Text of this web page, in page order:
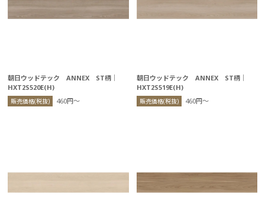
朝日ウッドテック ANNEX ST柄｜
HXT2S520E(H)
販売価格(税抜) 460円〜
朝日ウッドテック ANNEX ST柄｜
HXT2S519E(H)
販売価格(税抜) 460円〜